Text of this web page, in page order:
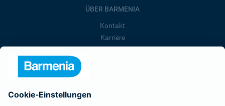
ÜBER BARMENIA
Kontakt
Karriere
Barmenia ist Teil der BarmeniaGothaer